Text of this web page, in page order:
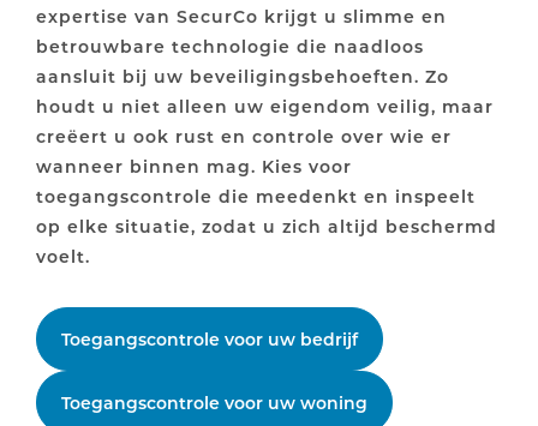
expertise van SecurCo krijgt u slimme en
betrouwbare technologie die naadloos
aansluit bij uw beveiligingsbehoeften. Zo
houdt u niet alleen uw eigendom veilig, maar
creëert u ook rust en controle over wie er
wanneer binnen mag. Kies voor
toegangscontrole die meedenkt en inspeelt
op elke situatie, zodat u zich altijd beschermd
voelt.
Toegangscontrole voor uw bedrijf
Toegangscontrole voor uw woning